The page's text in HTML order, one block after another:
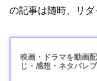
の記事は随時、リダ
映画・ドラマを動画
じ・感想・ネタバレ